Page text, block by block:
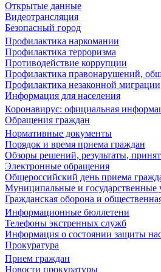
Открытые данные
Видеотрансляция
Безопасный город
Профилактика наркомании
Профилактика терроризма
Противодействие коррупции
Профилактика правонарушений,
Профилактика незаконной миграции
Информация для населения
Коронавирус: официальная
Обращения граждан
Нормативные документы
Порядок и время приема граждан
Обзоры решений, результаты,
Электронные обращения
Общероссийский день приема
Муниципальные и государственные
Гражданская оборона и
Информационные бюллетени
Телефоны экстренных служб
Информация о состоянии защиты
Прокуратура
Прием граждан
Новости прокуратуры